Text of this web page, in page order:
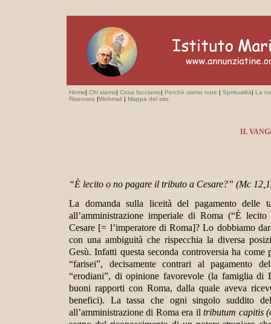
Home| Chi siamo| Cosa facciamo| Perchè siamo nate | Spiritualità| La
Riservata |Webmail | Mappa del sito
IL
“È lecito o no pagare il tributo a Cesare?” (Mc
La domanda sulla liceità del pagamento delle
all’amministrazione imperiale di Roma (“È
Cesare [= l’imperatore di Roma]? Lo dobbiamo
con una ambiguità che rispecchia la diversa
Gesù. Infatti questa seconda controversia ha come
“farisei”, decisamente contrari al pagamento
“erodiani”, di opinione favorevole (la famiglia di
buoni rapporti con Roma, dalla quale aveva
benefici). La tassa che ogni singolo suddito
all’amministrazione di Roma era iltributum capitis